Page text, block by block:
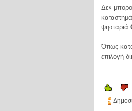
Δεν
ψησταριά
Όπως
επιλογή